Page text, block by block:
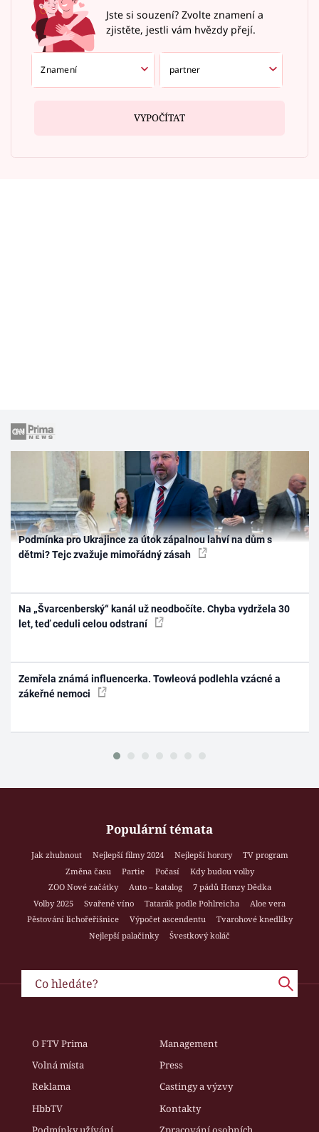
Jste si souzení? Zvolte znamení a
zjistěte, jestli vám hvězdy přejí.
VYPOČÍTAT
Podmínka pro Ukrajince za útok zápalnou lahví na dům s
dětmi? Tejc zvažuje mimořádný zásah
Na „Švarcenberský“ kanál už neodbočíte. Chyba vydržela 30
let, teď ceduli celou odstraní
Zemřela známá influencerka. Towleová podlehla vzácné a
zákeřné nemoci
Populární témata
Jak zhubnout Nejlepší filmy 2024 Nejlepší horory
TV program
Změna času
Partie Počasí
Kdy budou volby
ZOO Nové začátky
Auto – katalog
7 pádů Honzy Dědka
Volby 2025
Svařené víno Tatarák podle Pohlreicha
Aloe vera
Pěstování lichořeřišnice
Výpočet ascendentu
Tvarohové knedlíky
Nejlepší palačinky
Švestkový koláč
O FTV Prima
Management
Volná místa
Press
Reklama
Castingy a výzvy
HbbTV
Kontakty